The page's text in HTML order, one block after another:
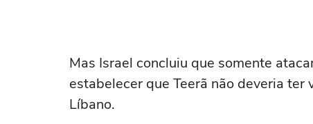
Mas Israel concluiu que somente
estabelecer que Teerã não deveria
Líbano.